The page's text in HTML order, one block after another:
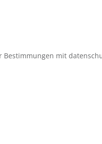
Bestimmungen mit